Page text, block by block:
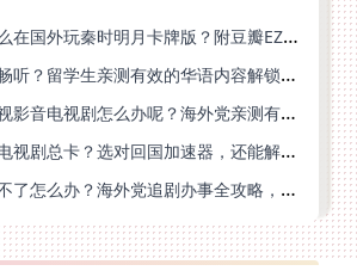
海外党必看：怎么在国外玩秦时明月卡牌版？附豆瓣EZCast地区限制破解法
海外怎么听酷我畅听？留学生亲测有效的华语内容解锁指南
在国外看不了央视影音电视剧怎么办呢？海外党亲测有效的回国加速方案
海外华人看国内电视剧总卡？选对回国加速器，还能解决菲律宾打不开反诈中心的问题
探花在比利时用不了怎么办？海外党追剧办事全攻略，选对加速器就够了